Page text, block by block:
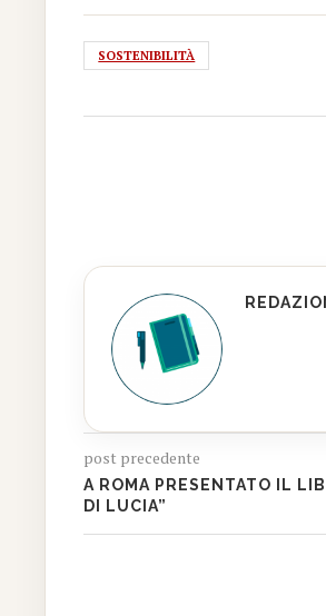
SOSTENIBILITÀ
post precedente
A ROMA PRESENTATO IL
DI LUCIA”